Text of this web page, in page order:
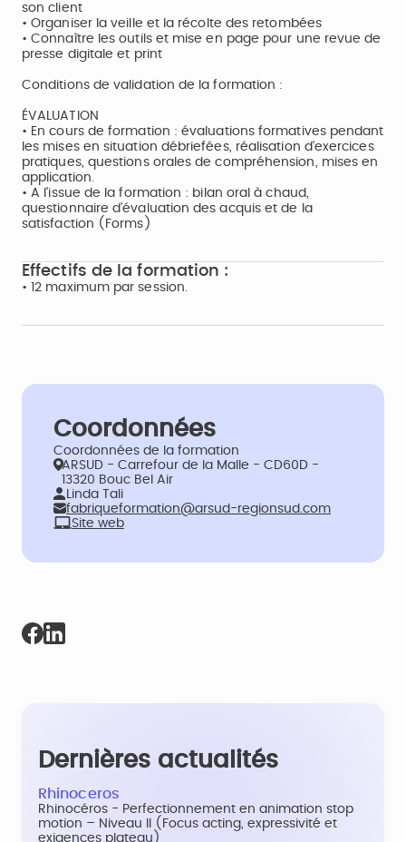
son client
• Organiser la veille et la récolte des retombées
• Connaître les outils et mise en page pour une revue de
presse digitale et print
Conditions de validation de la formation :
ÉVALUATION
• En cours de formation : évaluations formatives pendant
les mises en situation débriefées, réalisation d'exercices
pratiques, questions orales de compréhension, mises en
application.
• A l'issue de la formation : bilan oral à chaud,
questionnaire d’évaluation des acquis et de la
satisfaction (Forms)
Effectifs de la formation :
• 12 maximum par session.
Coordonnées
Coordonnées de la formation
ARSUD - Carrefour de la Malle - CD60D -
13320 Bouc Bel Air
Linda Tali
fabriqueformation@arsud-regionsud.com
Site web
Dernières actualités
Rhinoceros
Rhinocéros - Perfectionnement en animation stop
motion – Niveau II (Focus acting, expressivité et
exigences plateau)